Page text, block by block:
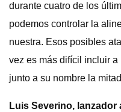
durante cuatro de los
podemos controlar la
nuestra. Esos posibles
vez es más difícil incluir
junto a su nombre la
Luis Severino, lanzador